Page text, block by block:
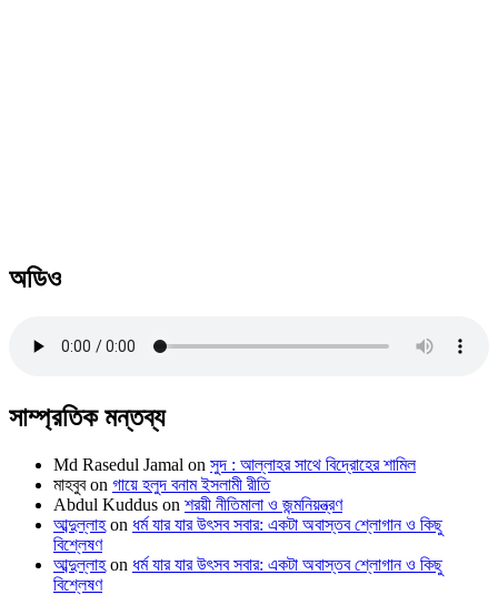
অডিও
সাম্প্রতিক মন্তব্য
Md Rasedul Jamal on সুদ : আল্লাহর সাথে বিদ্রোহের শামিল
মাহবুবon গায়ে হলুদ বনাম ইসলামী রীতি
Abdul Kuddus on শরয়ী নীতিমালা ও জন্মনিয়ন্ত্রণ
আব্দুল্লাহon ধর্ম যার যার উৎসব সবার: একটা অবাস্তব শ্লোগান ও কিছু
বিশ্লেষণ
আব্দুল্লাহon ধর্ম যার যার উৎসব সবার: একটা অবাস্তব শ্লোগান ও কিছু
বিশ্লেষণ